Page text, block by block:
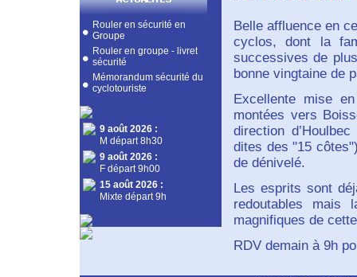
Rouler en sécurité en
Groupe
Rouler en groupe - livret
sécurité
Mémorandum sécurité du
cyclotouriste
9 août 2026 :
M départ 8h30
9 août 2026 :
F départ 9h00
15 août 2026 :
Mixte départ 9h
Belle affluence en
cyclos, dont la
successives de
bonne vingtaine de
Excellente mise
montées vers
direction
dites des "15
de dénivelé.
Les esprits sont
redoutables mais
magnifiques de
RDV demain à 9h